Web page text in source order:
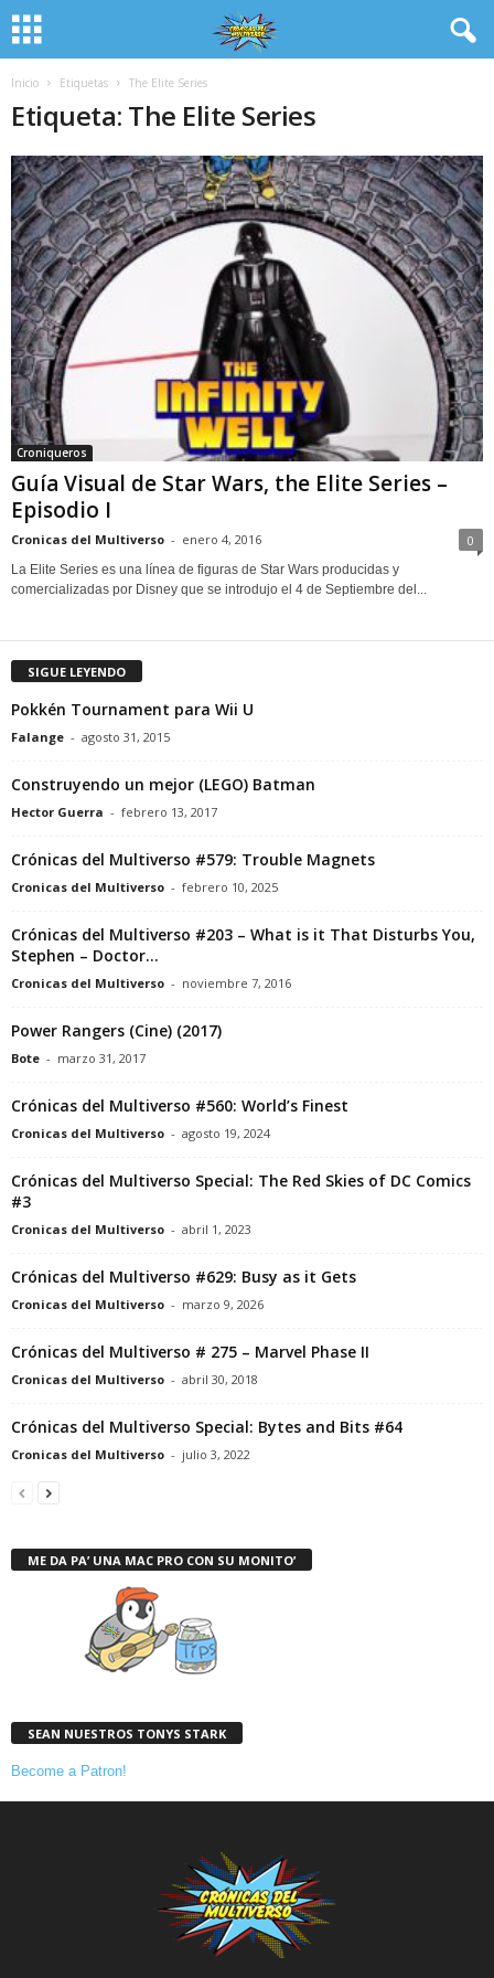
Inicio Etiquetas The Elite Series
Etiqueta: The Elite Series
Croniqueros
Guía Visual de Star Wars, the Elite Series –
Episodio I
Cronicas del Multiverso - enero 4, 2016 0
La Elite Series es una línea de figuras de Star Wars producidas y
comercializadas por Disney que se introdujo el 4 de Septiembre del...
SIGUE LEYENDO
Pokkén Tournament para Wii U
Falange - agosto 31, 2015
Construyendo un mejor (LEGO) Batman
Hector Guerra - febrero 13, 2017
Crónicas del Multiverso #579: Trouble Magnets
Cronicas del Multiverso - febrero 10, 2025
Crónicas del Multiverso #203 – What is it That Disturbs You,
Stephen – Doctor...
Cronicas del Multiverso - noviembre 7, 2016
Power Rangers (Cine) (2017)
Bote - marzo 31, 2017
Crónicas del Multiverso #560: World’s Finest
Cronicas del Multiverso - agosto 19, 2024
Crónicas del Multiverso Special: The Red Skies of DC Comics
#3
Cronicas del Multiverso - abril 1, 2023
Crónicas del Multiverso #629: Busy as it Gets
Cronicas del Multiverso - marzo 9, 2026
Crónicas del Multiverso # 275 – Marvel Phase II
Cronicas del Multiverso - abril 30, 2018
Crónicas del Multiverso Special: Bytes and Bits #64
Cronicas del Multiverso - julio 3, 2022
ME DA PA’ UNA MAC PRO CON SU MONITO’
SEAN NUESTROS TONYS STARK
Become a Patron!